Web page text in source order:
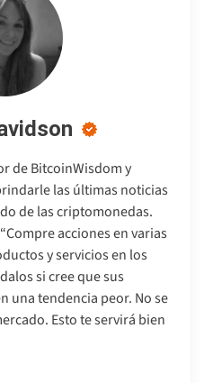
de BitcoinWisdom y
las últimas noticias
de las criptomonedas.
acciones en varias
y servicios en los
si cree que sus
una tendencia peor. No se
Esto te servirá bien